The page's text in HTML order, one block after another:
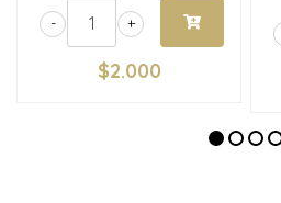
+
-
$2.000